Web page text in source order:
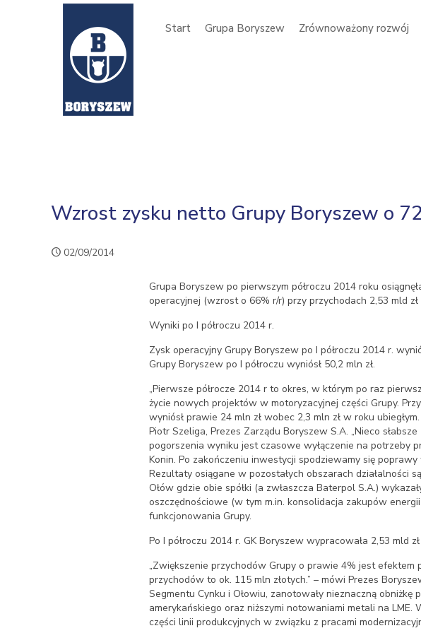
Start Grupa Boryszew Zrównoważony rozwój
Wzrost zysku netto Grupy Boryszew o
02/09/2014
Grupa Boryszew po pierwszym półroczu 2014 roku
operacyjnej (wzrost o 66% r/r) przy przychodach 2,53 mld
Wyniki po I półroczu 2014 r.
Zysk operacyjny Grupy Boryszew po I półroczu 2014 r.
Grupy Boryszew po I półroczu wyniósł 50,2 mln zł.
„Pierwsze półrocze 2014 r to okres, w którym po raz
życie nowych projektów w motoryzacyjnej części Grupy.
wyniósł prawie 24 mln zł wobec 2,3 mln zł w roku
Piotr Szeliga, Prezes Zarządu Boryszew S.A. „Nieco
pogorszenia wyniku jest czasowe wyłączenie na potrzeby
Konin. Po zakończeniu inwestycji spodziewamy się
Rezultaty osiągane w pozostałych obszarach działalności
Ołów gdzie obie spółki (a zwłaszcza Baterpol S.A.)
oszczędnościowe (w tym m.in. konsolidacja zakupów
funkcjonowania Grupy.
Po I półroczu 2014 r. GK Boryszew wypracowała 2,53 mld
„Zwiększenie przychodów Grupy o prawie 4% jest
przychodów to ok. 115 mln złotych.” – mówi Prezes
Segmentu Cynku i Ołowiu, zanotowały nieznaczną
amerykańskiego oraz niższymi notowaniami metali na
części linii produkcyjnych w związku z pracami